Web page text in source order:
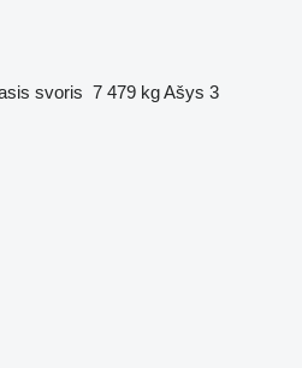
svoris 7 479 kgAšys 3